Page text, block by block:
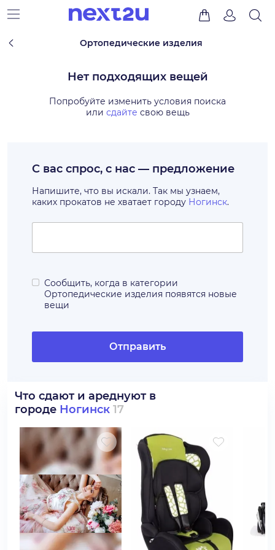
Ортопедические изделия
Нет подходящих вещей
Попробуйте изменить условия поиска
или сдайте свою вещь
С вас спрос, с нас — предложение
Напишите, что вы искали. Так мы узнаем,
каких прокатов не хватает городу Ногинск.
Сообщить, когда в категории
Ортопедические изделия появятся новые
вещи
Отправить
Что сдают и ареднуют в
городе Ногинск 17